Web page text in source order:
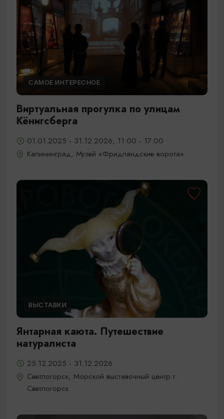
САМОЕ ИНТЕРЕСНОЕ
Виртуальная прогулка по улицам
Кёнигсберга
01.01.2025 - 31.12.2026, 11:00 - 17:00
Калининград, Музей «Фридландские ворота»
ВЫСТАВКИ
Янтарная каюта. Путешествие
натуралиста
25.12.2025 - 31.12.2026
Светлогорск, Морской выставочный центр г.
Светлогорск